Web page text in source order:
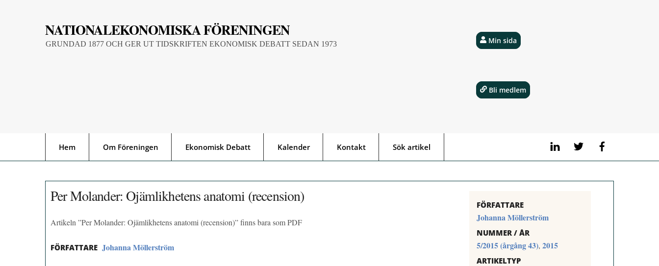
NATIONALEKONOMISKA FÖRENINGEN
GRUNDAD 1877 OCH GER UT TIDSKRIFTEN EKONOMISK DEBATT SEDAN 1973
LinkedIn Twitter
Hem Om Föreningen Ekonomisk Debatt Kalender Kontakt Sök artikel
Min sida
Bli medlem
Per Molander: Ojämlikhetens anatomi (recension)
Artikeln ”Per Molander: Ojämlikhetens anatomi (recension)” finns bara som PDF
FÖRFATTARE Johanna Möllerström
FÖRFATTARE
Johanna Möllerström
NUMMER / ÅR
5/2015 (årgång 43), 2015
ARTIKELTYP